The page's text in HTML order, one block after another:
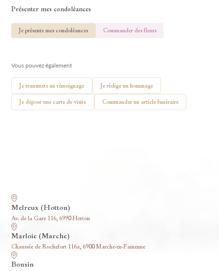
Présenter mes condoléances
Je présente mes condoléances Commander des fleurs
Vous pouvez également
Je transmets un témoignage Je rédige un hommage
Je dépose une carte de visite Commander un article funéraire
Melreux (Hotton)
Av. de la Gare 116, 6990 Hotton
Marloie (Marche)
Chaussée de Rochefort 116a, 6900 Marche-en-Famenne
Bonsin